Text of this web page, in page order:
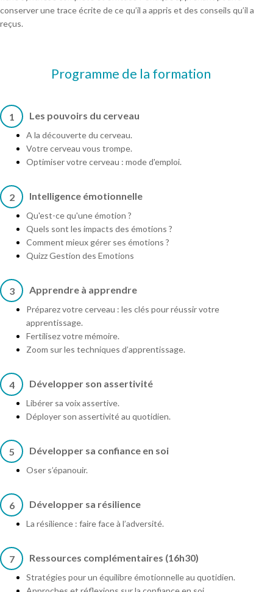
conserver une trace écrite de ce qu’il a appris et des conseils qu’il a
reçus.
Programme de la formation
1 Les pouvoirs du cerveau
A la découverte du cerveau.
Votre cerveau vous trompe.
Optimiser votre cerveau : mode d'emploi.
2 Intelligence émotionnelle
Qu'est-ce qu'une émotion ?
Quels sont les impacts des émotions ?
Comment mieux gérer ses émotions ?
Quizz Gestion des Emotions
3 Apprendre à apprendre
Préparez votre cerveau : les clés pour réussir votre
apprentissage.
Fertilisez votre mémoire.
Zoom sur les techniques d’apprentissage.
4 Développer son assertivité
Libérer sa voix assertive.
Déployer son assertivité au quotidien.
5 Développer sa confiance en soi
Oser s’épanouir.
6 Développer sa résilience
La résilience : faire face à l’adversité.
7 Ressources complémentaires (16h30)
Stratégies pour un équilibre émotionnelle au quotidien.